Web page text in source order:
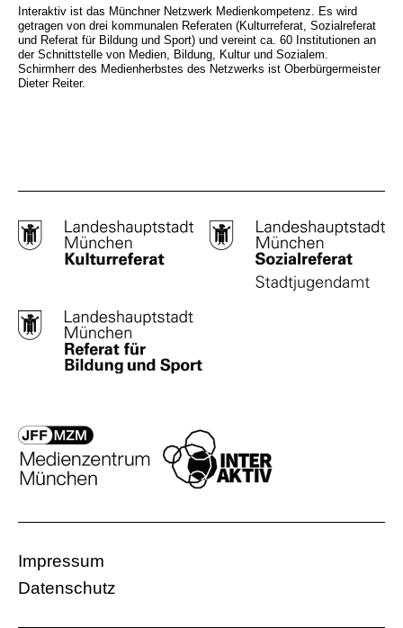
Interaktiv ist das Münchner Netzwerk Medienkompetenz. Es wird
getragen von drei kommunalen Referaten (Kulturreferat, Sozialreferat
und Referat für Bildung und Sport) und vereint ca. 60 Institutionen an
der Schnittstelle von Medien, Bildung, Kultur und Sozialem.
Schirmherr des Medienherbstes des Netzwerks ist Oberbürgermeister
Dieter Reiter.
Impressum
Datenschutz